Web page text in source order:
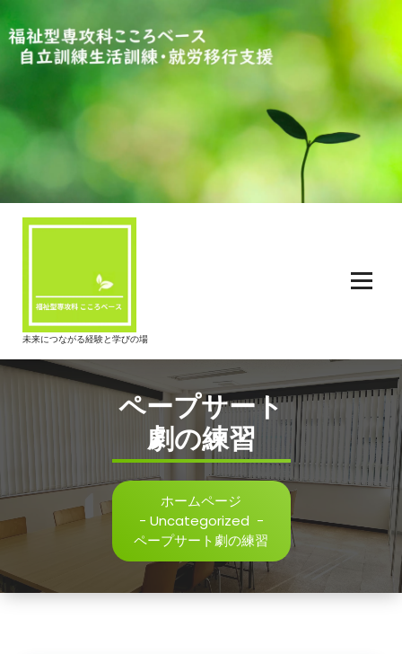
ン
テ
へ
ッ
プ
未来につながる経験と学びの場
ペープサート
劇の練習
ホームページ
- Uncategorized -
ペープサート劇の練習